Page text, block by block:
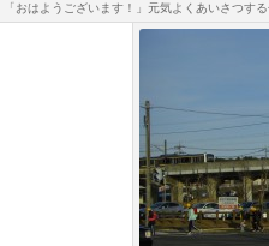
「おはようございます！」元気よくあいさつす